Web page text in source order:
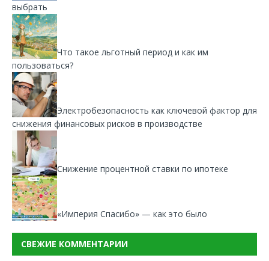
выбрать
Что такое льготный период и как им
пользоваться?
Электробезопасность как ключевой фактор для
снижения финансовых рисков в производстве
Снижение процентной ставки по ипотеке
«Империя Спасибо» — как это было
СВЕЖИЕ КОММЕНТАРИИ